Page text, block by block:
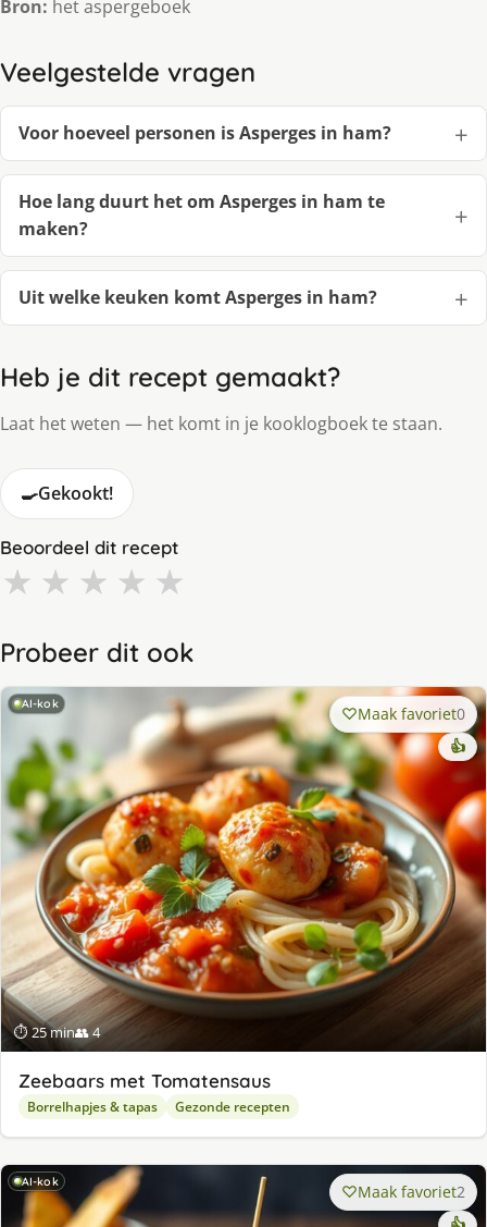
Bron: het aspergeboek
Veelgestelde vragen
Voor hoeveel personen is Asperges in ham?
Hoe lang duurt het om Asperges in ham te
maken?
Uit welke keuken komt Asperges in ham?
Heb je dit recept gemaakt?
Laat het weten — het komt in je kooklogboek te staan.
🍳Gekookt!
Beoordeel dit recept
★ ★ ★ ★ ★
Probeer dit ook
AI-kok
⏱ 25 min👥 4
Maak favoriet0
👍
Zeebaars met Tomatensaus
Borrelhapjes & tapas Gezonde recepten
AI-kok Maak favoriet2